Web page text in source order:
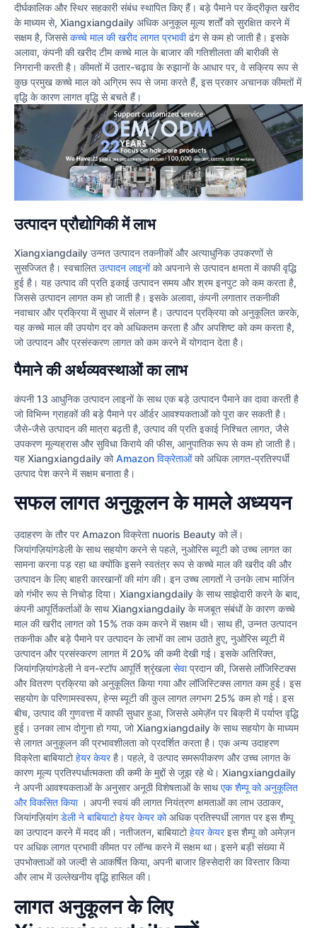
दीर्घकालिक और स्थिर सहकारी संबंध स्थापित किए हैं। बड़े पैमाने पर केंद्रीकृत खरीद
के माध्यम से, Xiangxiangdaily अधिक अनुकूल मूल्य शर्तों को सुरक्षित करने में
सक्षम है, जिससेकच्चे माल की खरीद लागत प्रभावीढंग से कम हो जाती है। इसके
अलावा, कंपनी की खरीद टीम कच्चे माल के बाजार की गतिशीलता की बारीकी से
निगरानी करती है। कीमतों में उतार-चढ़ाव के रुझानों के आधार पर, वे सक्रिय रूप से
कुछ प्रमुख कच्चे माल को अग्रिम रूप से जमा करते हैं, इस प्रकार अचानक कीमतों में
वृद्धि के कारण लागत वृद्धि से बचते हैं।
उत्पादन प्रौद्योगिकी में लाभ
Xiangxiangdaily उन्नत उत्पादन तकनीकों और अत्याधुनिक उपकरणों से
सुसज्जित है। स्वचालित उत्पादन लाइनोंको अपनाने से उत्पादन क्षमता में काफी वृद्धि
हुई है। यह उत्पाद की प्रति इकाई उत्पादन समय और श्रम इनपुट को कम करता है,
जिससे उत्पादन लागत कम हो जाती है। इसके अलावा, कंपनी लगातार तकनीकी
नवाचार और प्रक्रिया में सुधार में संलग्न है। उत्पादन प्रक्रिया को अनुकूलित करके,
यह कच्चे माल की उपयोग दर को अधिकतम करता है और अपशिष्ट को कम करता है,
जो उत्पादन और प्रसंस्करण लागत को कम करने में योगदान देता है।
पैमाने की अर्थव्यवस्थाओं का लाभ
कंपनी 13 आधुनिक उत्पादन लाइनों के साथ एक बड़े उत्पादन पैमाने का दावा करती है
जो विभिन्न ग्राहकों की बड़े पैमाने पर ऑर्डर आवश्यकताओं को पूरा कर सकती है।
जैसे-जैसे उत्पादन की मात्रा बढ़ती है, उत्पाद की प्रति इकाई निश्चित लागत, जैसे
उपकरण मूल्यह्रास और सुविधा किराये की फीस, आनुपातिक रूप से कम हो जाती है।
यह Xiangxiangdaily कोAmazon विक्रेताओंको अधिक लागत-प्रतिस्पर्धी
उत्पाद पेश करने में सक्षम बनाता है।
सफल लागत अनुकूलन के मामले अध्ययन
उदाहरण के तौर पर Amazon विक्रेता nuoris Beauty को लें।
जियांगज़ियांगडेली के साथ सहयोग करने से पहले, नुओरिस ब्यूटी को उच्च लागत का
सामना करना पड़ रहा था क्योंकि इसने स्वतंत्र रूप से कच्चे माल की खरीद की और
उत्पादन के लिए बाहरी कारखानों की मांग की। इन उच्च लागतों ने उनके लाभ मार्जिन
को गंभीर रूप से निचोड़ दिया। Xiangxiangdaily के साथ साझेदारी करने के बाद,
कंपनी आपूर्तिकर्ताओं के साथ Xiangxiangdaily के मजबूत संबंधों के कारण कच्चे
माल की खरीद लागत को 15% तक कम करने में सक्षम थी। साथ ही, उन्नत उत्पादन
तकनीक और बड़े पैमाने पर उत्पादन के लाभों का लाभ उठाते हुए, नुओरिस ब्यूटी में
उत्पादन और प्रसंस्करण लागत में 20% की कमी देखी गई। इसके अतिरिक्त,
जियांगज़ियांगडेली ने वन-स्टॉप आपूर्ति श्रृंखलासेवाप्रदान की, जिससे लॉजिस्टिक्स
और वितरण प्रक्रिया को अनुकूलित किया गया और लॉजिस्टिक्स लागत कम हुई। इस
सहयोग के परिणामस्वरूप, हेन्स ब्यूटी की कुल लागत लगभग 25% कम हो गई। इस
बीच, उत्पाद की गुणवत्ता में काफी सुधार हुआ, जिससे अमेज़ॅन पर बिक्री में पर्याप्त वृद्धि
हुई। उनका लाभ दोगुना हो गया, जो Xiangxiangdaily के साथ सहयोग के माध्यम
से लागत अनुकूलन की प्रभावशीलता को प्रदर्शित करता है। एक अन्य उदाहरण
विक्रेता बाबियाटोहेयर केयरहै। पहले, वे उत्पाद समरूपीकरण और उच्च लागत के
कारण मूल्य प्रतिस्पर्धात्मकता की कमी के मुद्दों से जूझ रहे थे। Xiangxiangdaily
ने अपनी आवश्यकताओं के अनुसार अनूठी विशेषताओं के साथएक शैम्पू को अनुकूलित
और विकसित किया। अपनी स्वयं की लागत नियंत्रण क्षमताओं का लाभ उठाकर,
जियांगज़ियांगडेली ने बाबियाटो हेयर केयर कोअधिक प्रतिस्पर्धी लागत पर इस शैम्पू
का उत्पादन करने में मदद की। नतीजतन, बाबियाटोहेयर केयरइस शैम्पू को अमेज़न
पर अधिक लागत प्रभावी कीमत पर लॉन्च करने में सक्षम था। इसने बड़ी संख्या में
उपभोक्ताओं को जल्दी से आकर्षित किया, अपनी बाजार हिस्सेदारी का विस्तार किया
और लाभ में उल्लेखनीय वृद्धि हासिल की।
लागत अनुकूलन के लिए